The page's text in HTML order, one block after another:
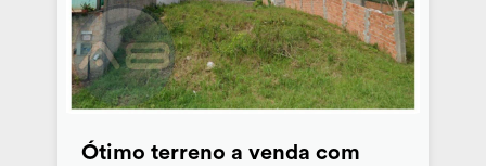
Ótimo terreno a venda com